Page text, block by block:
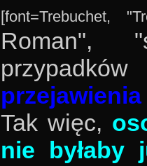
[font=Trebuchet,
Roman",
Tak więc,
nie byłaby